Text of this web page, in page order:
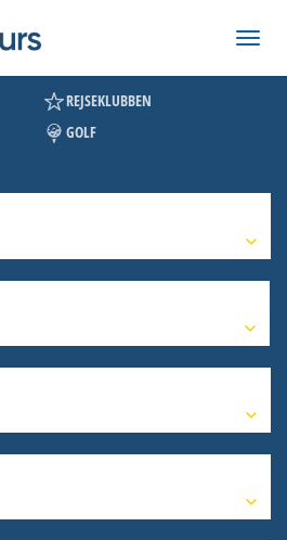
REJSEKLUBBEN
GOLF